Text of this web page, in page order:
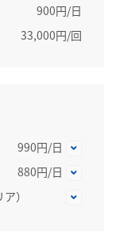
900円/日
33,000円/回
990円/日
880円/日
）